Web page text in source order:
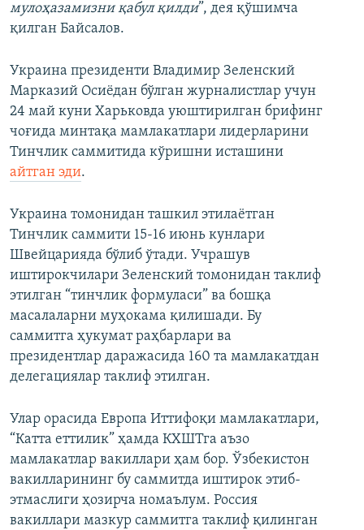
мулоҳазамизни қабул қилди”, дея қўшимча
қилган Байсалов.
Украина президенти Владимир Зеленский
Марказий Осиёдан бўлган журналистлар учун
24 май куни Харьковда уюштирилган брифинг
чоғида минтақа мамлакатлари лидерларини
Тинчлик саммитида кўришни исташини
айтган эди.
Украина томонидан ташкил этилаётган
Тинчлик саммити 15-16 июнь кунлари
Швейцарияда бўлиб ўтади. Учрашув
иштирокчилари Зеленский томонидан таклиф
этилган “тинчлик формуласи” ва бошқа
масалаларни муҳокама қилишади. Бу
саммитга ҳукумат раҳбарлари ва
президентлар даражасида 160 та мамлакатдан
делегациялар таклиф этилган.
Улар орасида Европа Иттифоқи мамлакатлари,
“Катта еттилик” ҳамда КХШТга аъзо
мамлакатлар вакиллари ҳам бор. Ўзбекистон
вакилларининг бу саммитда иштирок этиб-
этмаслиги ҳозирча номаълум. Россия
вакиллари мазкур саммитга таклиф қилинган